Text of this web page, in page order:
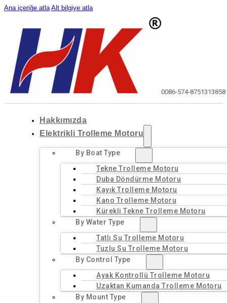
Ana içeriğe atla Alt bilgiye atla
0086-574-87513138
Hakkımızda
Elektrikli Trolleme Motoru
By Boat Type
Tekne Trolleme Motoru
Duba Döndürme Motoru
Kayık Trolleme Motoru
Kano Trolleme Motoru
Kürekli Tekne Trolleme Motoru
By Water Type
Tatlı Su Trolleme Motoru
Tuzlu Su Trolleme Motoru
By Control Type
Ayak Kontrollü Trolleme Motoru
Uzaktan Kumanda Trolleme Motoru
By Mount Type